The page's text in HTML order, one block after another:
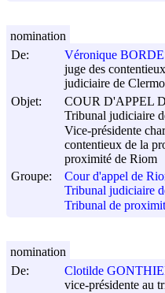
De:
Véronique
juge des
judiciaire de
Objet:
COUR D'APPEL
Tribunal judiciaire
Vice-présidente
contentieux de la
proximité de Riom
Groupe:
Cour d'appel de
Tribunal judiciaire
Tribunal de
nomination
De:
Clotilde
vice-présidente au
nomination